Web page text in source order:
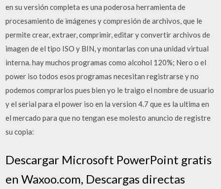
en su versión completa es una poderosa herramienta de
procesamiento de imágenes y compresión de archivos, que le
permite crear, extraer, comprimir, editar y convertir archivos de
imagen de el tipo ISO y BIN, y montarlas con una unidad virtual
interna. hay muchos programas como alcohol 120%; Nero o el
power iso todos esos programas necesitan registrarse y no
podemos comprarlos pues bien yo le traigo el nombre de usuario
y el serial para el power iso en la version 4.7 que es la ultima en
el mercado para que no tengan ese molesto anuncio de registre
su copia:
Descargar Microsoft PowerPoint gratis
en Waxoo.com, Descargas directas